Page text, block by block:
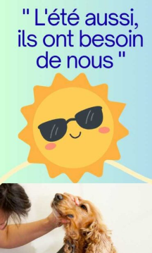
36 Place
Obtenir un